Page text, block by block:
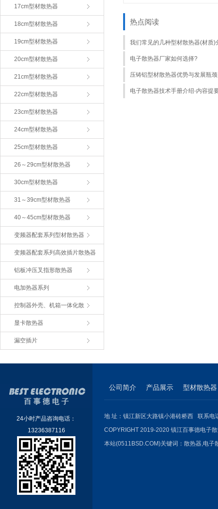
17cm型材散热器
18cm型材散热器
19cm型材散热器
20cm型材散热器
21cm型材散热器
22cm型材散热器
23cm型材散热器
24cm型材散热器
25cm型材散热器
26～29cm型材散热器
30cm型材散热器
31～39cm型材散热器
40～45cm型材散热器
变频器配套系列型材散热器
变频器配套系列高效插片散热器
铝板冲压叉指形散热器
电加热器系列
控制器外壳、机箱一体化散
显卡散热器
漏空插片
热点阅读
我们常见的几种型材散热器(材质)
电子散热器厂家如何选择?
压铸铝型材散热器优势与发展瓶颈
电子散热器技术手册介绍-内容提
24小时产品咨询电话：
13236387116
公司简介 产品展示 型材散热器
地 址：镇江新区大路镇小港砖桥西 联系
COPYRIGHT 2019-2020 镇江百事德电子
本站(0511BSD.COM)关键词： 散热器,电子